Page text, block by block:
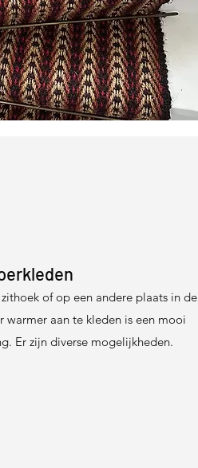
of op een andere plaats in de
aan te kleden is een mooi
Er zijn diverse mogelijkheden.